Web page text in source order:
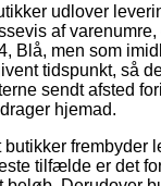
udlover
af
Blå, men som
tidspunkt, så
sendt afsted
hjemad.
frembyder
tilfælde er det